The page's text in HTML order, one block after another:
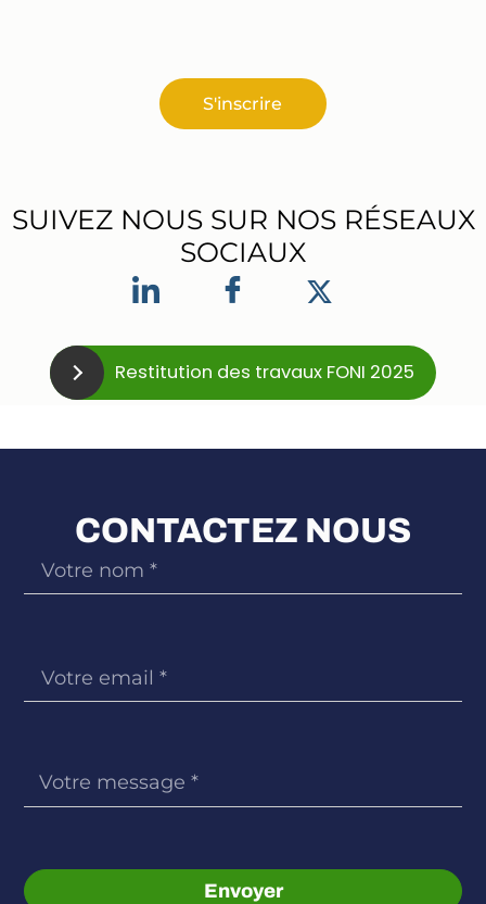
S'inscrire
SUIVEZ NOUS SUR NOS RÉSEAUX
SOCIAUX
Restitution des travaux FONI 2025
CONTACTEZ NOUS
Envoyer